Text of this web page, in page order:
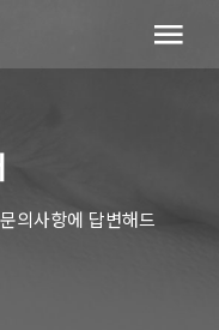
의사항에 답변해드